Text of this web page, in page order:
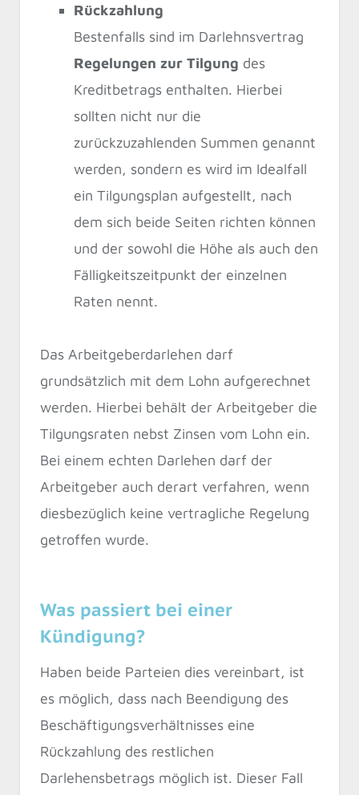
Rückzahlung
Bestenfalls sind im Darlehnsvertrag
Regelungen zur Tilgung des
Kreditbetrags enthalten. Hierbei
sollten nicht nur die
zurückzuzahlenden Summen genannt
werden, sondern es wird im Idealfall
ein Tilgungsplan aufgestellt, nach
dem sich beide Seiten richten können
und der sowohl die Höhe als auch den
Fälligkeitszeitpunkt der einzelnen
Raten nennt.
Das Arbeitgeberdarlehen darf
grundsätzlich mit dem Lohn aufgerechnet
werden. Hierbei behält der Arbeitgeber die
Tilgungsraten nebst Zinsen vom Lohn ein.
Bei einem echten Darlehen darf der
Arbeitgeber auch derart verfahren, wenn
diesbezüglich keine vertragliche Regelung
getroffen wurde.
Was passiert bei einer
Kündigung?
Haben beide Parteien dies vereinbart, ist
es möglich, dass nach Beendigung des
Beschäftigungsverhältnisses eine
Rückzahlung des restlichen
Darlehensbetrags möglich ist. Dieser Fall